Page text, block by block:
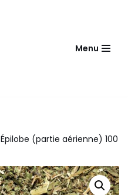
Menu
Épilobe (partie aérienne) 100 g